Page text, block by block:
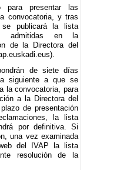
para presentar las
convocatoria, y tras
se publicará la lista
admitidas en la
de la Directora del
de siete días
siguiente a que se
la convocatoria, para
a la Directora del
de presentación
la lista
por definitiva. Si
una vez examinada
del IVAP la lista
resolución de la